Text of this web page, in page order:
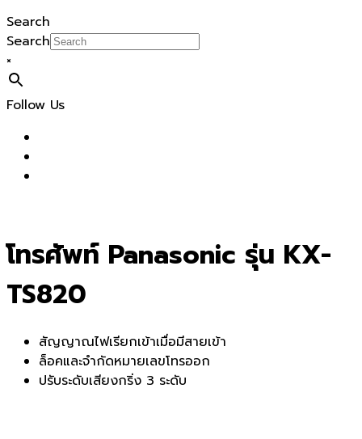
Search
Search
×
Follow Us
โทรศัพท์ Panasonic รุ่น KX-
TS820
สัญญาณไฟเรียกเข้าเมื่อมีสายเข้า
ล็อคและจำกัดหมายเลขโทรออก
ปรับระดับเสียงกริ่ง 3 ระดับ